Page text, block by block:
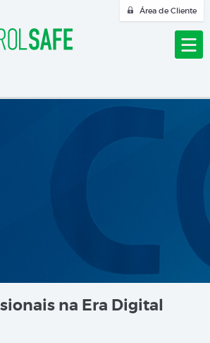
Área de Cliente
na Era Digital